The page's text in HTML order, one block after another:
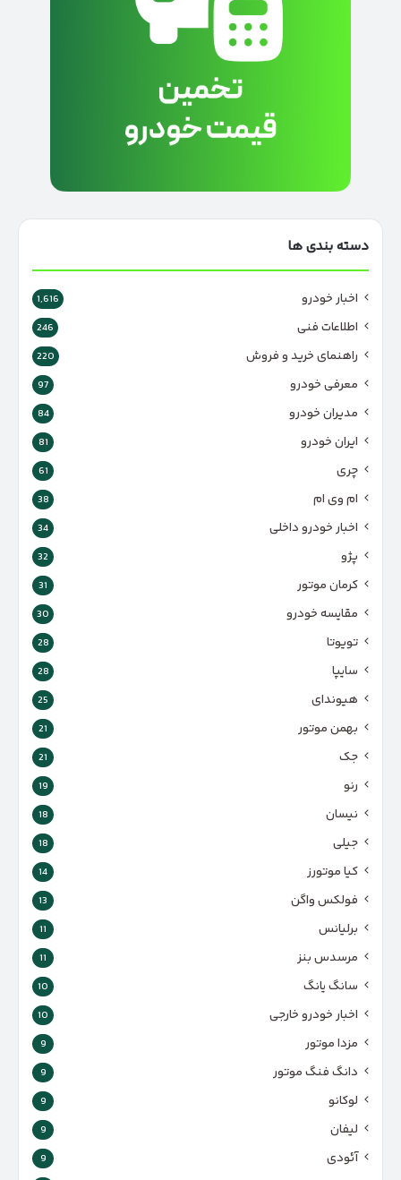
دسته بندی ها
اخبار خودرو 1,616
اطلاعات فنی 246
راهنمای خرید و فروش 220
معرفی خودرو 97
مدیران خودرو 84
ایران خودرو 81
چری 61
ام وی ام 38
اخبار خودرو داخلی 34
پژو 32
کرمان موتور 31
مقایسه خودرو 30
تویوتا 28
سایپا 28
هیوندای 25
بهمن موتور 21
جک 21
رنو 19
نیسان 18
جیلی 18
کیا موتورز 14
فولکس واگن 13
برلیانس 11
مرسدس بنز 11
سانگ یانگ 10
اخبار خودرو خارجی 10
مزدا موتور 9
دانگ فنگ موتور 9
لوکانو 9
لیفان 9
آئودی 9